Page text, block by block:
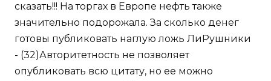
сказать!!! На торгах в Европе нефть также
значительно подорожала. За сколько денег
готовы публиковать наглую ложь ЛиРушники
- (32)Авторитетность не позволяет
опубликовать всю цитату, но ее можно